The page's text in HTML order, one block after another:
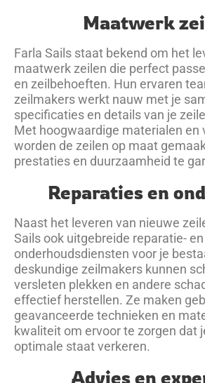
Maatwerk
Farla Sails staat bekend om het
maatwerk zeilen die perfect
en zeilbehoeften. Hun ervaren
zeilmakers werkt nauw met je
specificaties en details van je
Met hoogwaardige materialen en
worden de zeilen op maat
prestaties en duurzaamheid te
Reparaties en
Naast het leveren van nieuwe
Sails ook uitgebreide reparatie- en
onderhoudsdiensten voor je
deskundige zeilmakers kunnen
versleten plekken en andere
effectief herstellen. Ze maken
geavanceerde technieken en
kwaliteit om ervoor te zorgen dat
optimale staat verkeren.
Advies en